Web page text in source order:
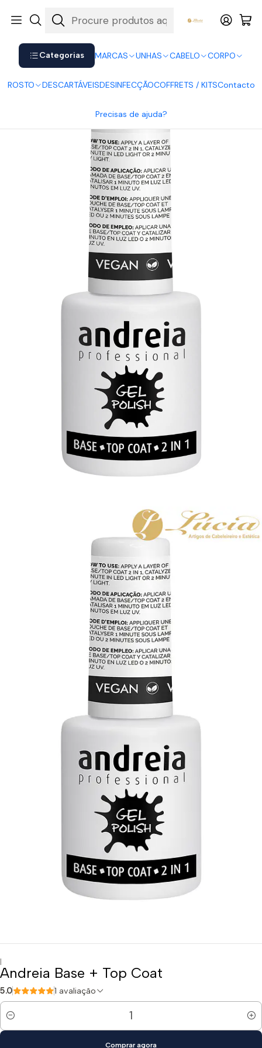
Categorias MARCAS UNHAS CABELO CORPO
ROSTO DESCARTÁVEISDESINFECÇÃOCOFFRETS / KITSContacto
Precisas de ajuda?
Shop now. Pay later with Klarna.
Andreia Base + Top Coat
|
Andreia Base + Top Coat
5.0 1 avaliação
Quantidade
Comprar agora